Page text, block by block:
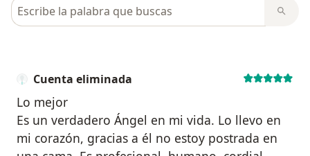
Busca en opiniones
Cuenta eliminada
Lo mejor
Es un verdadero Ángel en mi vida. Lo llevo en
mi corazón, gracias a él no estoy postrada en